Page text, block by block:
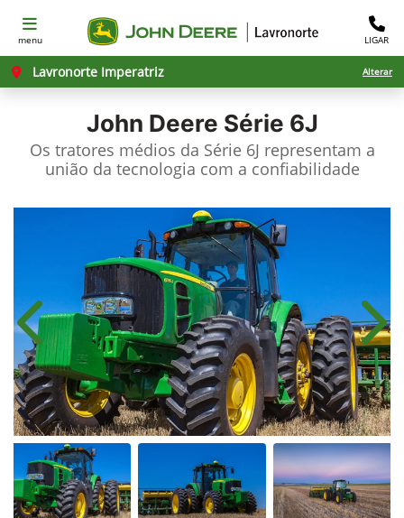
menu LIGAR
Lavronorte Imperatriz Alterar
John Deere Série 6J
Os tratores médios da Série 6J representam a
união da tecnologia com a confiabilidade
Anterior